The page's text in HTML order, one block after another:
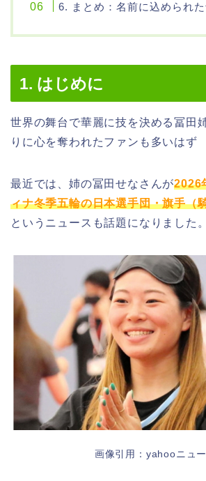
6. まとめ：名前に込められ
1. はじめに
世界の舞台で華麗に技を決める冨田
りに心を奪われたファンも多いはず
最近では、姉の冨田せなさんが2026
ィナ冬季五輪の日本選手団・旗手（
というニュースも話題になりました。
画像引用：yahooニュ